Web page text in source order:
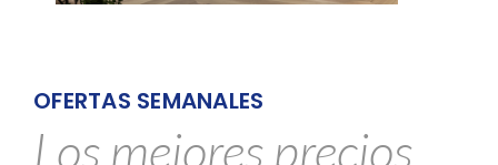
OFERTAS SEMANALES
Los mejores precios